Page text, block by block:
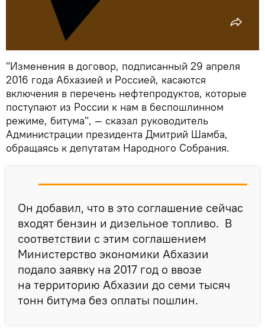
"Изменения в договор, подписанный 29 апреля
2016 года Абхазией и Россией, касаются
включения в перечень нефтепродуктов, которые
поступают из России к нам в беспошлинном
режиме, битума", — сказал руководитель
Администрации президента Дмитрий Шамба,
обращаясь к депутатам Народного Cобрания.
Он добавил, что в это соглашение сейчас
входят бензин и дизельное топливо. В
соответствии с этим соглашением
Министерство экономики Абхазии
подало заявку на 2017 год о ввозе
на территорию Абхазии до семи тысяч
тонн битума без оплаты пошлин.